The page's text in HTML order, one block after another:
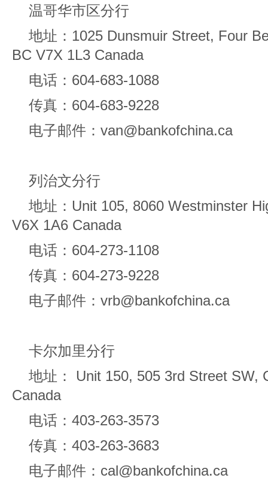
温哥华市区分行
地址：1025 Dunsmuir Street, Four
BC V7X 1L3 Canada
电话：604-683-1088
传真：604-683-9228
电子邮件：van@bankofchina.ca
列治文分行
地址：Unit 105, 8060 Westminster
V6X 1A6 Canada
电话：604-273-1108
传真：604-273-9228
电子邮件：vrb@bankofchina.ca
卡尔加里分行
地址： Unit 150, 505 3rd Street SW,
Canada
电话：403-263-3573
传真：403-263-3683
电子邮件：cal@bankofchina.ca